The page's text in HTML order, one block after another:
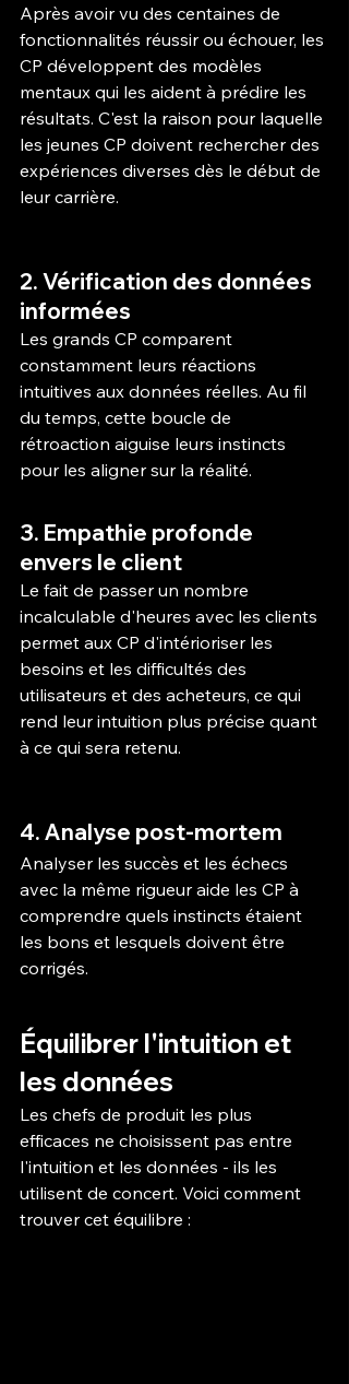
Après avoir vu des centaines de
fonctionnalités réussir ou échouer, les
CP développent des modèles
mentaux qui les aident à prédire les
résultats. C'est la raison pour laquelle
les jeunes CP doivent rechercher des
expériences diverses dès le début de
leur carrière.
2. Vérification des données
informées
Les grands CP comparent
constamment leurs réactions
intuitives aux données réelles. Au fil
du temps, cette boucle de
rétroaction aiguise leurs instincts
pour les aligner sur la réalité.
3. Empathie profonde
envers le client
Le fait de passer un nombre
incalculable d'heures avec les clients
permet aux CP d'intérioriser les
besoins et les difficultés des
utilisateurs et des acheteurs, ce qui
rend leur intuition plus précise quant
à ce qui sera retenu.
4. Analyse post-mortem
Analyser les succès et les échecs
avec la même rigueur aide les CP à
comprendre quels instincts étaient
les bons et lesquels doivent être
corrigés.
Équilibrer l'intuition et
les données
Les chefs de produit les plus
efficaces ne choisissent pas entre
l'intuition et les données - ils les
utilisent de concert. Voici comment
trouver cet équilibre :